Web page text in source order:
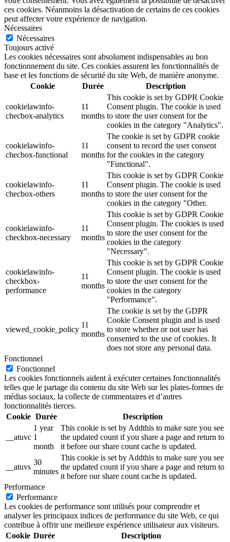
ces cookies. Néanmoins la désactivation de certains de ces cookies
peut affecter votre expérience de navigation.
Nécessaires
Nécessaires
Toujours activé
Les cookies nécessaires sont absolument indispensables au bon
fonctionnement du site. Ces cookies assurent les fonctionnalités de
base et les fonctions de sécurité du site Web, de manière anonyme.
Cookie
Durée Description
cookielawinfo-
checbox-analytics
11
months
This cookie is set by GDPR Cookie
Consent plugin. The cookie is used
to store the user consent for the
cookies in the category "Analytics".
cookielawinfo-
checbox-functional
11
months
The cookie is set by GDPR cookie
consent to record the user consent
for the cookies in the category
"Functional".
cookielawinfo-
checbox-others
11
months
This cookie is set by GDPR Cookie
Consent plugin. The cookie is used
to store the user consent for the
cookies in the category "Other.
cookielawinfo-
checkbox-necessary
11
months
This cookie is set by GDPR Cookie
Consent plugin. The cookies is used
to store the user consent for the
cookies in the category
"Necessary".
cookielawinfo-
checkbox-
performance
11
months
This cookie is set by GDPR Cookie
Consent plugin. The cookie is used
to store the user consent for the
cookies in the category
"Performance".
viewed_cookie_policy
11
months
The cookie is set by the GDPR
Cookie Consent plugin and is used
to store whether or not user has
consented to the use of cookies. It
does not store any personal data.
Fonctionnel
Fonctionnel
Les cookies fonctionnels aident à exécuter certaines fonctionnalités
telles que le partage du contenu du site Web sur les plates-formes de
médias sociaux, la collecte de commentaires et d’autres
fonctionnalités tierces.
Cookie Durée Description
__atuvc
1 year
1
month
This cookie is set by Addthis to make sure you see
the updated count if you share a page and return to
it before our share count cache is updated.
__atuvs
30
minutes
This cookie is set by Addthis to make sure you see
the updated count if you share a page and return to
it before our share count cache is updated.
Performance
Performance
Les cookies de performance sont utilisés pour comprendre et
analyser les principaux indices de performance du site Web, ce qui
contribue à offrir une meilleure expérience utilisateur aux visiteurs.
Cookie Durée Description